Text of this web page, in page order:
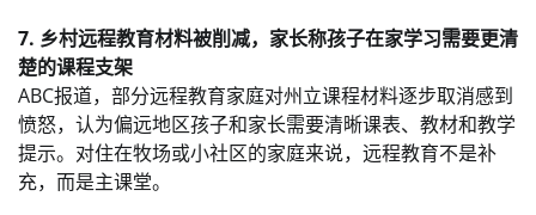
7. 乡村远程教育材料被削减，家长称孩子在家学习需要更清
楚的课程支架
ABC报道，部分远程教育家庭对州立课程材料逐步取消感到
愤怒，认为偏远地区孩子和家长需要清晰课表、教材和教学
提示。对住在牧场或小社区的家庭来说，远程教育不是补
充，而是主课堂。